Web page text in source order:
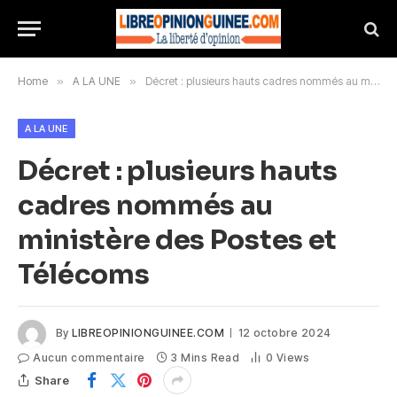
Home » A LA UNE » Décret : plusieurs hauts cadres nommés au ministère des Postes et Télécoms
A LA UNE
Décret : plusieurs hauts
cadres nommés au
ministère des Postes et
Télécoms
By LIBREOPINIONGUINEE.COM
12 octobre 2024
Aucun commentaire
3 Mins Read 0 Views
Share